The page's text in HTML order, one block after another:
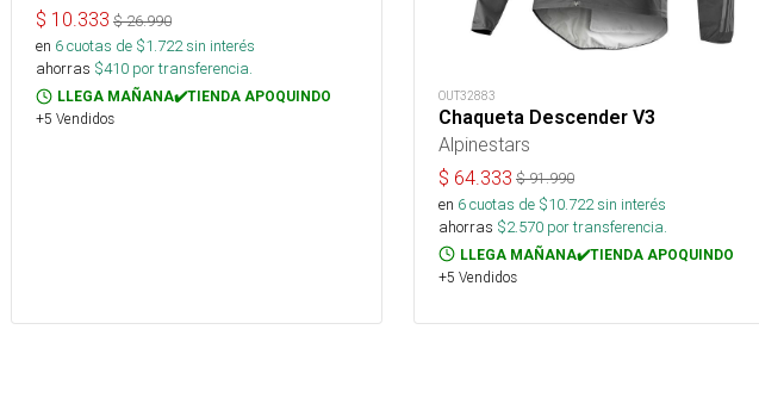
$ 10.333 $26.990
en 6cuotas de $1.722sin interés
ahorras $410 por transferencia.
LLEGA MAÑANA✔️TIENDA APOQUINDO
+5 Vendidos
OUT32883
Chaqueta Descender V3
Alpinestars
$ 64.333 $91.990
en 6cuotas de $10.722sin interés
ahorras $2.570 por transferencia.
LLEGA MAÑANA✔️TIENDA APOQUINDO
+5 Vendidos